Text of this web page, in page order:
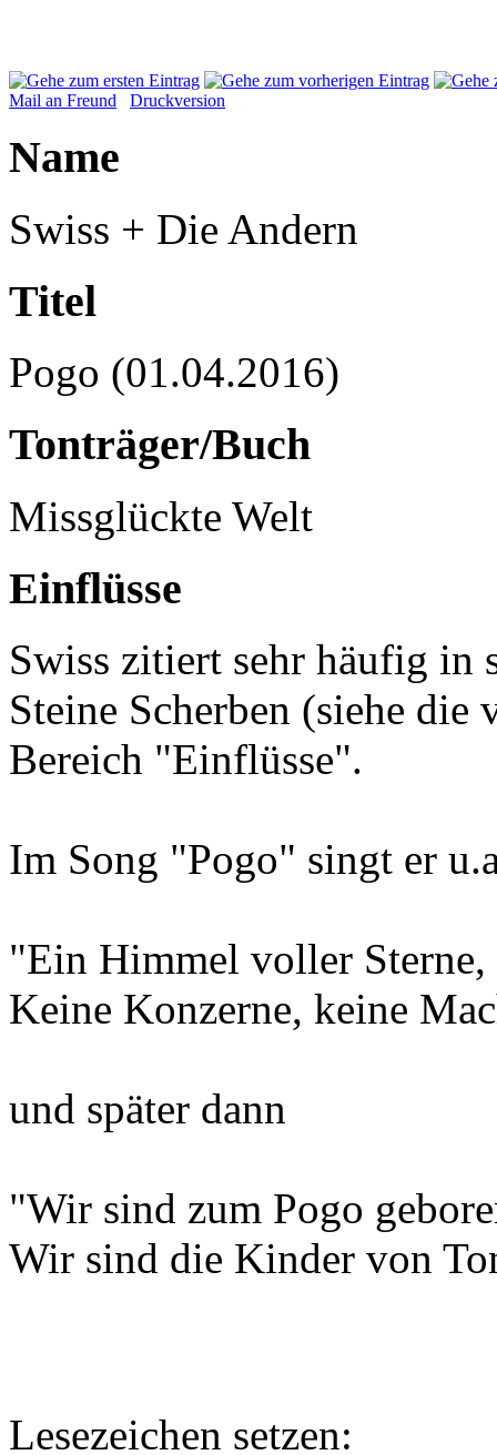
Mail an Freund Druckversion
Name
Swiss + Die Andern
Titel
Pogo (01.04.2016)
Tonträger/Buch
Missglückte Welt
Einflüsse
Swiss zitiert sehr häufig in
Steine Scherben (siehe
Bereich "Einflüsse".
Im Song "Pogo" singt er
"Ein Himmel voller
Keine Konzerne, keine
und später dann
"Wir sind zum Pogo
Wir sind die Kinder von
Lesezeichen setzen: